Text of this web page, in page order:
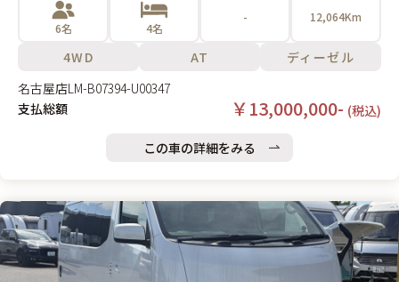
6名 4名
- 12,064Km
4WD AT
ディーゼル
名古屋店LM-B07394-U00347
支払総額
￥13,000,000- (税込)
この車の詳細をみる